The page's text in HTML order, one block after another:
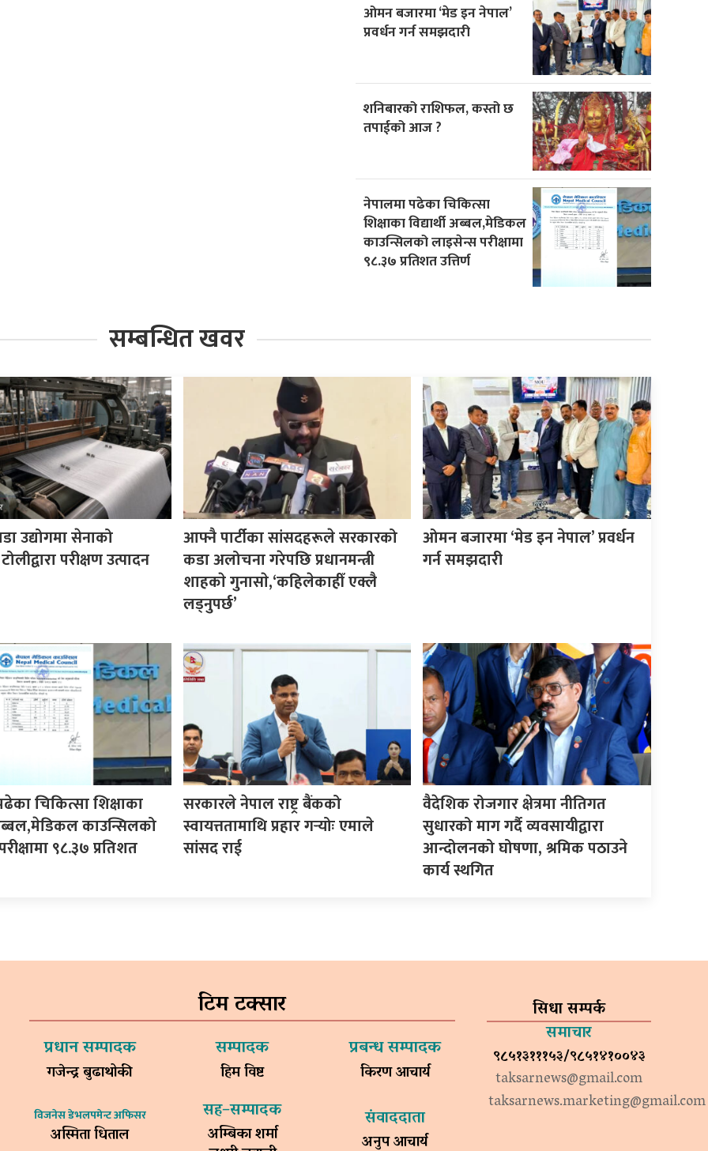
ओमन बजारमा ‘मेड इन नेपाल’
प्रवर्धन गर्न समझदारी
शनिबारको राशिफल, कस्तो छ
तपाईको आज ?
नेपालमा पढेका चिकित्सा
शिक्षाका विद्यार्थी अब्बल,मेडिकल
काउन्सिलको लाइसेन्स परीक्षामा
९८.३७ प्रतिशत उत्तिर्ण
सम्बन्धित खवर
उद्योगमा सेनाको
परीक्षण उत्पादन
आफ्नै पार्टीका सांसदहरूले सरकारको
कडा अलोचना गरेपछि प्रधानमन्त्री
शाहकाे गुनासाे,‘कहिलेकाहीँ एक्लै
लड्नुपर्छ’
ओमन बजारमा ‘मेड इन नेपाल’ प्रवर्धन
गर्न समझदारी
चिकित्सा शिक्षाका
अब्बल,मेडिकल काउन्सिलको
९८.३७ प्रतिशत
सरकारले नेपाल राष्ट्र बैंकको
स्वायत्ततामाथि प्रहार गर्‍योः एमाले
सांसद राई
वैदेशिक रोजगार क्षेत्रमा नीतिगत
सुधारको माग गर्दै व्यवसायीद्वारा
आन्दोलनको घोषणा, श्रमिक पठाउने
कार्य स्थगित
टिम टक्सार
प्रधान सम्पादक
गजेन्द्र बुढाथोकी
सम्पादक
हिम विष्ट
प्रबन्ध सम्पादक
किरण आचार्य
विजनेस डेभलपमेन्ट अफिसर
अस्मिता धिताल
सह–सम्पादक
अम्बिका शर्मा
संवाददाता
अनुप आचार्य
सिधा सम्पर्क
समाचार
९८५१३१११५३/९८५१४१००४३
taksarnews@gmail.com
taksarnews.marketing@gmail.com